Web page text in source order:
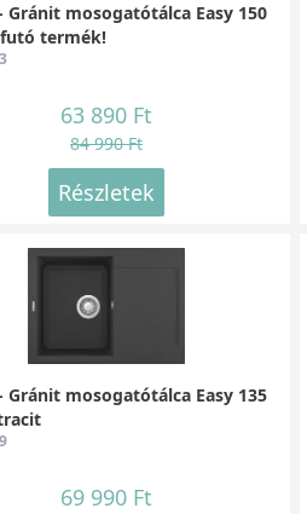
- Gránit mosogatótálca Easy 150
termék!
63 890 Ft
84 990 Ft
Részletek
- Gránit mosogatótálca Easy 135
69 990 Ft